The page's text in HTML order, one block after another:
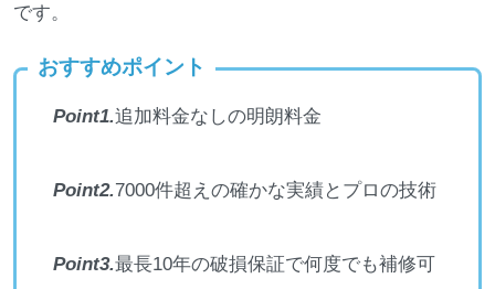
です。
おすすめポイント
Point1.追加料金なしの明朗料金
Point2.7000件超えの確かな実績とプロの技術
Point3.最長10年の破損保証で何度でも補修可